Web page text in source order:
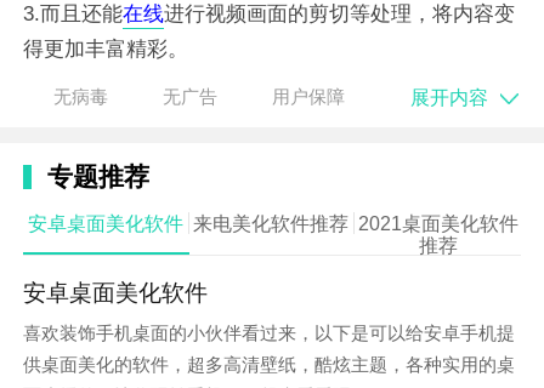
3.而且还能在线进行视频画面的剪切等处理，将内容变
得更加丰富精彩。
软件亮点
己定义压缩参数。
2.压缩视频节省大量空间，也能方便我们进行视频分
设置。
无病毒 无广告 用户保障 展开内容
专题推荐
安卓桌面美化软件 来电美化软件推荐 2021桌面美化软件
推荐
安卓桌面美化软件
喜欢装饰手机桌面的小伙伴看过来，以下是可以给安卓手机提
供桌面美化的软件，超多高清壁纸，酷炫主题，各种实用的桌